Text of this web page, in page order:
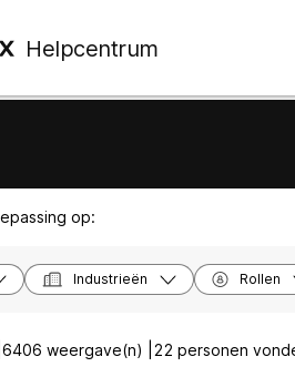
Helpcentrum
op:
Industrieën Rollen
6406 weergave(n) | 22 personen